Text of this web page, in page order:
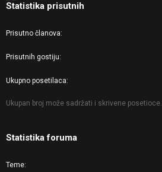
Statistika prisutnih
Prisutno članova
Prisutnih gostiju
Ukupno posetilaca
Ukupan broj može sadržati i skrivene posetioce.
Statistika foruma
Teme